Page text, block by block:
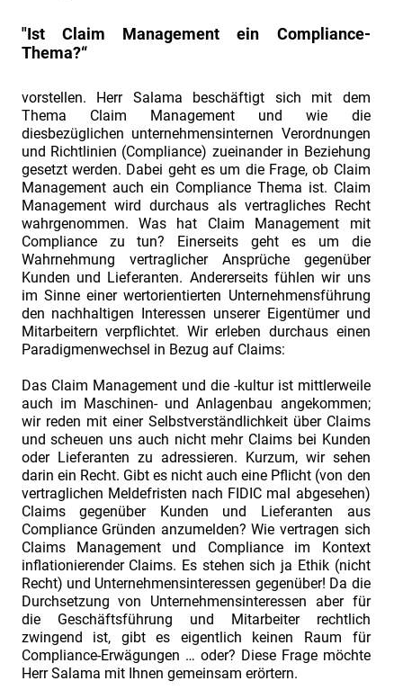
"Ist Claim Management ein Compliance-
Thema?“
vorstellen. Herr Salama beschäftigt sich mit dem
Thema Claim Management und wie die
diesbezüglichen unternehmensinternen Verordnungen
und Richtlinien (Compliance) zueinander in Beziehung
gesetzt werden. Dabei geht es um die Frage, ob Claim
Management auch ein Compliance Thema ist. Claim
Management wird durchaus als vertragliches Recht
wahrgenommen. Was hat Claim Management mit
Compliance zu tun? Einerseits geht es um die
Wahrnehmung vertraglicher Ansprüche gegenüber
Kunden und Lieferanten. Andererseits fühlen wir uns
im Sinne einer wertorientierten Unternehmensführung
den nachhaltigen Interessen unserer Eigentümer und
Mitarbeitern verpflichtet. Wir erleben durchaus einen
Paradigmenwechsel in Bezug auf Claims:
Das Claim Management und die -kultur ist mittlerweile
auch im Maschinen- und Anlagenbau angekommen;
wir reden mit einer Selbstverständlichkeit über Claims
und scheuen uns auch nicht mehr Claims bei Kunden
oder Lieferanten zu adressieren. Kurzum, wir sehen
darin ein Recht. Gibt es nicht auch eine Pflicht (von den
vertraglichen Meldefristen nach FIDIC mal abgesehen)
Claims gegenüber Kunden und Lieferanten aus
Compliance Gründen anzumelden? Wie vertragen sich
Claims Management und Compliance im Kontext
inflationierender Claims. Es stehen sich ja Ethik (nicht
Recht) und Unternehmensinteressen gegenüber! Da die
Durchsetzung von Unternehmensinteressen aber für
die Geschäftsführung und Mitarbeiter rechtlich
zwingend ist, gibt es eigentlich keinen Raum für
Compliance-Erwägungen … oder? Diese Frage möchte
Herr Salama mit Ihnen gemeinsam erörtern.
Claim
Management".
Die
Fachtagung
für
Praktiker
im
industriellen
Projektgeschäft
Call
for
Papers.
Industriefokus
Contract
&
Claim
Management.
Die
Fachtagung
für
Praktiker
im
industriellen
Projektgeschäft
Ausgebucht.